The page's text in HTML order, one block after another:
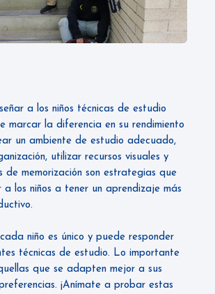
a los niños técnicas de estudio
marcar la diferencia en su rendimiento
un ambiente de estudio adecuado,
utilizar recursos visuales y
de memorización son estrategias que
los niños a tener un aprendizaje más
niño es único y puede responder
técnicas de estudio. Lo importante
que se adapten mejor a sus
¡Anímate a probar estas